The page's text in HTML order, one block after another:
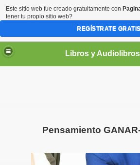
Pensamiento
Este sitio web fue creado gratuitamente con
tener tu propio sitio web?
REGÍSTRATE GRATIS